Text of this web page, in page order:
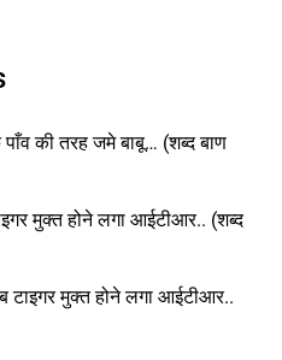
की तरह जमे बाबू… (शब्द बाण
मुक्त होने लगा आईटीआर.. (शब्द
टाइगर मुक्त होने लगा आईटीआर..